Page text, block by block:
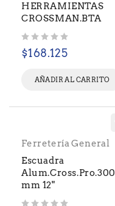
HERRAMIENTAS
CROSSMAN.BTA
$168.125
AÑADIR AL CARRITO
Ferretería General
Escuadra
Alum.Cross.Pro.300
mm 12"